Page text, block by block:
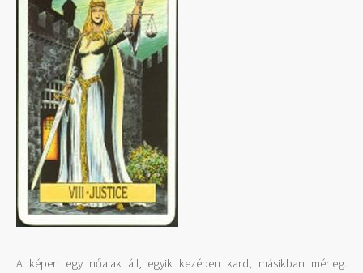
A képen egy nőalak áll, egyik kezében kard, másikban mérleg.